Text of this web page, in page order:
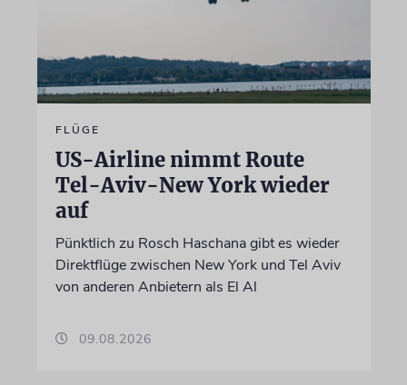
FLÜGE
US-Airline nimmt Route
Tel-Aviv-New York wieder
auf
Pünktlich zu Rosch Haschana gibt es wieder
Direktflüge zwischen New York und Tel Aviv
von anderen Anbietern als El Al
09.08.2026